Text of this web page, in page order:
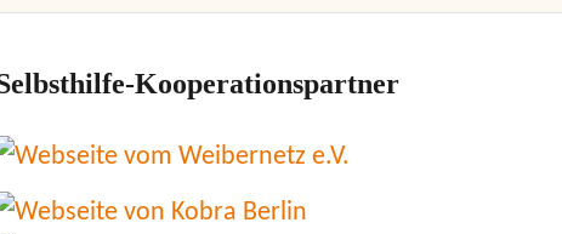
Kooperationspartner